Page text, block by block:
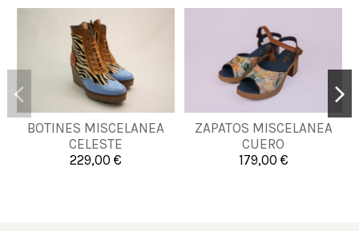
BOTINES MISCELANEA
CELESTE
229,00 €
36 37 39 41
Añadir al carrito
ZAPATOS MISCELANEA
CUERO
179,00 €
36 37 38
39